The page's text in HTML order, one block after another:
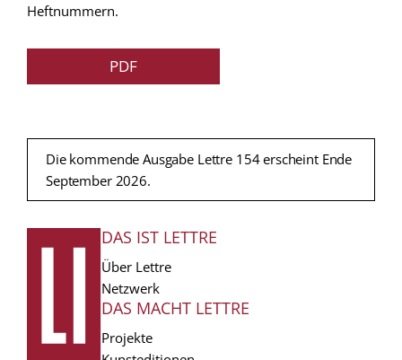
Heftnummern.
PDF
Die kommende Ausgabe Lettre 154 erscheint Ende
September 2026.
FUSSZEILE
DAS IST LETTRE
Über Lettre
Netzwerk
DAS MACHT LETTRE
Projekte